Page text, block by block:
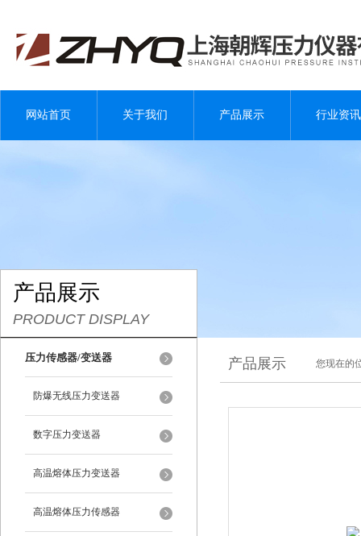
网站首页 关于我们 产品展示 行业资讯
产品展示
PRODUCT DISPLAY
压力传感器/变送器
防爆无线压力变送器
数字压力变送器
高温熔体压力变送器
高温熔体压力传感器
产品展示 您现在的